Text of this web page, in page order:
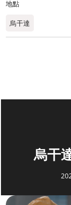
地點
烏干達
烏干